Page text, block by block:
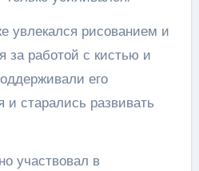
увлекался рисованием и
за работой с кистью и
его
и старались развивать
участвовал в